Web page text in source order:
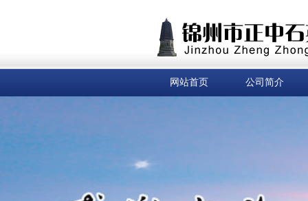
网站首页 公司简介